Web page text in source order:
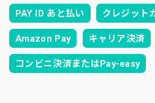
PAY ID あと払い クレジット
Amazon Pay キャリア決済
コンビニ決済またはPay-easy